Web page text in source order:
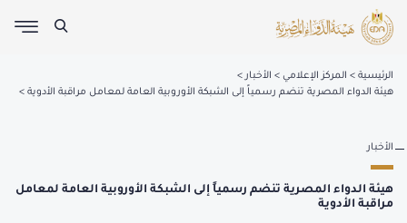
الرئيسية المركز الإعلامي
الأخبار
هيئة الدواء المصرية تنضم رسمياً إلى الشبكة الأوروبية العامة لمعامل مراقبة الأدوية
الأخبار
هيئة الدواء المصرية تنضم رسمياً إلى الشبكة الأوروبية العامة لمعامل
مراقبة الأدوية